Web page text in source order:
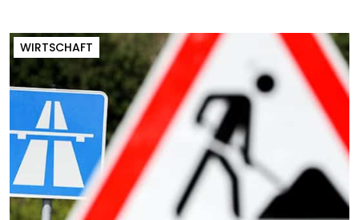
WIRTSCHAFT